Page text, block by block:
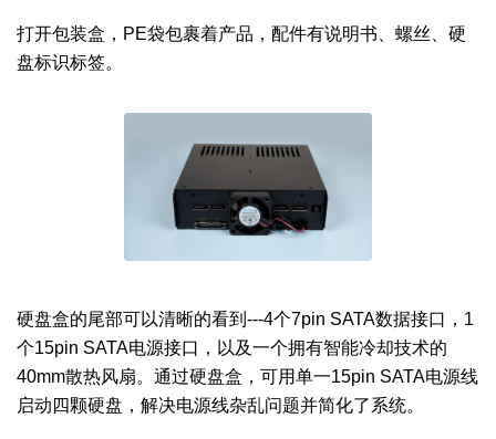
打开包装盒，PE袋包裹着产品，配件有说明书、螺丝、硬
盘标识标签。
硬盘盒的尾部可以清晰的看到---4个7pin SATA数据接口，1
个15pin SATA电源接口，以及一个拥有智能冷却技术的
40mm散热风扇。通过硬盘盒，可用单一15pin SATA电源线
启动四颗硬盘，解决电源线杂乱问题并简化了系统。